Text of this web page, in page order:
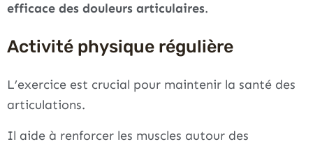
efficace des douleurs articulaires.
Activité physique régulière
L’exercice est crucial pour maintenir la santé des
articulations.
Il aide à renforcer les muscles autour des